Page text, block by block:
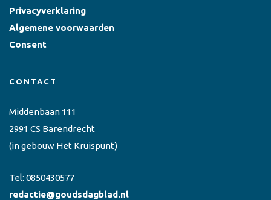
Privacyverklaring
Algemene voorwaarden
Consent
CONTACT
Middenbaan 111
2991 CS Barendrecht
(in gebouw Het Kruispunt)
Tel: 0850430577
redactie@goudsdagblad.nl